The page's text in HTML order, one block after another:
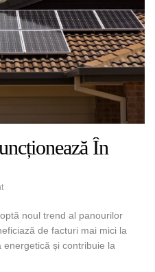
În
noul trend al panourilor
de facturi mai mici la
și contribuie la